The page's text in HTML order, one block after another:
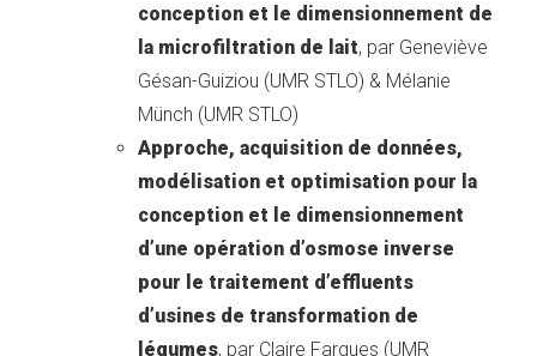
conception et le dimensionnement de
la microfiltration de lait, par Geneviève
Gésan-Guiziou (UMR STLO) & Mélanie
Münch (UMR STLO)
Approche, acquisition de données,
modélisation et optimisation pour la
conception et le dimensionnement
d’une opération d’osmose inverse
pour le traitement d’effluents
d’usines de transformation de
légumes, par Claire Fargues (UMR